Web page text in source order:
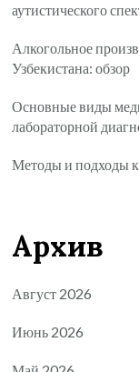
аутистического
Алкогольное
Узбекистана: обзор
Основные виды
лабораторной
Методы и подходы
Архив
Август 2026
Июнь 2026